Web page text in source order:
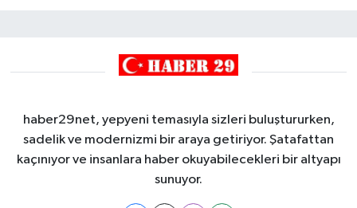
haber29net, yepyeni temasıyla sizleri buluştururken,
sadelik ve modernizmi bir araya getiriyor. Şatafattan
kaçınıyor ve insanlara haber okuyabilecekleri bir altyapı
sunuyor.